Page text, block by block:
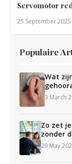
Servomotor
25 September 2025
Populaire
Wat
3 March
Zo zet
zonder
29 May